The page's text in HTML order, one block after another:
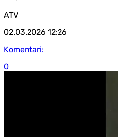
ATV
02.03.2026 12:26
Komentari:
0